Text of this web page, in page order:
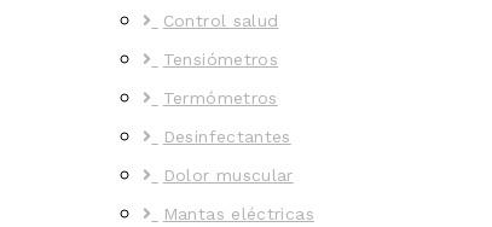
Control salud
Tensiómetros
Termómetros
Desinfectantes
Dolor muscular
Mantas eléctricas